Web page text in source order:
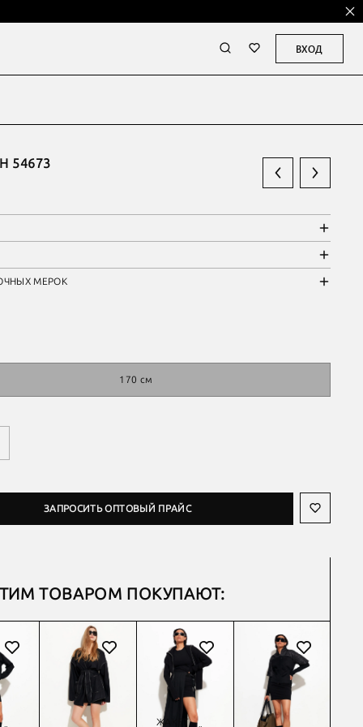
ВХОД
54673
МЕРОК
170 см
ЗАПРОСИТЬ ОПТОВЫЙ ПРАЙС
ТОВАРОМ ПОКУПАЮТ:
ЖАКЕТ